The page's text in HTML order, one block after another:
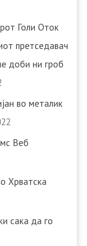
Голи Оток
претседавач
доби ни гроб
во металик
Веб
Хрватска
сака да го